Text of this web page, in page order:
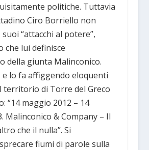
politiche. Tuttavia
Ciro Borriello non
“attacchi al potere”,
che lui definisce
della giunta Malinconico.
e lo fa affiggendo eloquenti
territorio di Torre del Greco
“14 maggio 2012 – 14
Malinconico & Company – Il
che il nulla”. Si
fiumi di parole sulla